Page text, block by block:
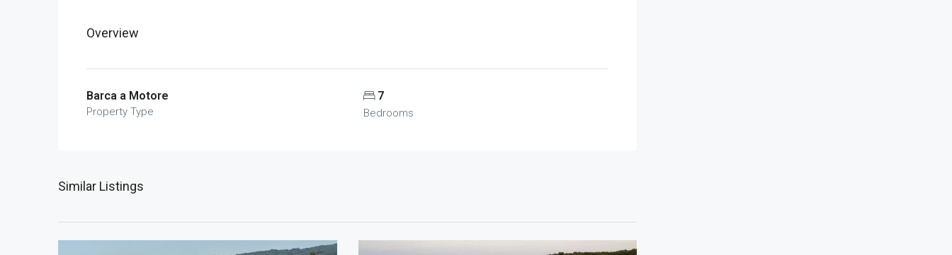
Overview
Barca a Motore
Property Type
7
Bedrooms
Similar Listings